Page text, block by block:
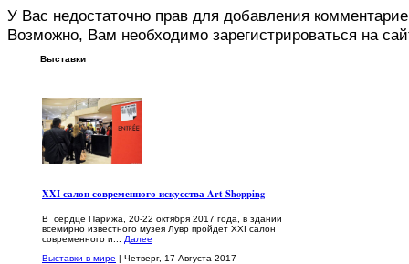
У Вас недостаточно прав для добавления
Возможно, Вам необходимо зарегистрироваться на
Выставки
XXI салон современного искусства Art Shopping
В сердце Парижа, 20-22 октября 2017 года, в здании
всемирно известного музея Лувр пройдет XXI салон
современного и... Далее
Выставки в мире | Четверг, 17 Августа 2017